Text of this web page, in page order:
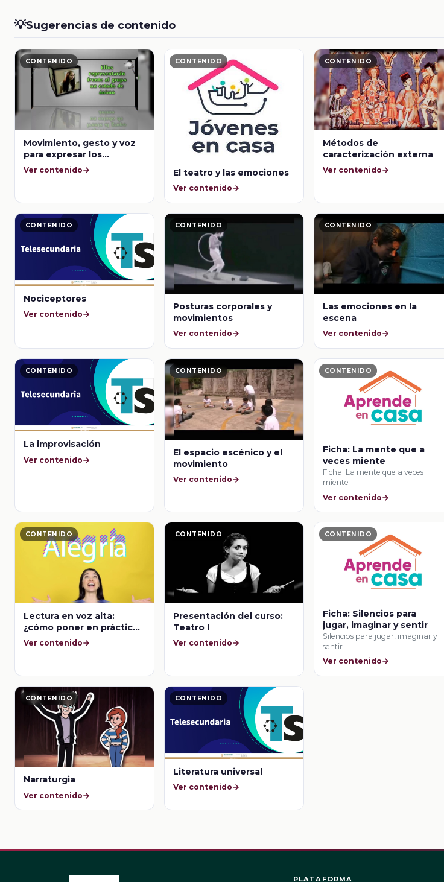
💡Sugerencias de contenido
CONTENIDO
Movimiento, gesto y voz
para expresar los
sentimientos de un
Ver contenido
CONTENIDO
El teatro y las emociones
Ver contenido
CONTENIDO
Métodos de
caracterización externa
Ver contenido
CONTENIDO
Nociceptores
Ver contenido
CONTENIDO
Posturas corporales y
movimientos
Ver contenido
CONTENIDO
Las emociones en la
escena
Ver contenido
CONTENIDO
La improvisación
Ver contenido
CONTENIDO
El espacio escénico y el
movimiento
Ver contenido
CONTENIDO
Ficha: La mente que a
veces miente
Ficha: La mente que a veces
miente
Ver contenido
CONTENIDO
Lectura en voz alta:
¿cómo poner en práctica
los recursos prosódicos?
Ver contenido
CONTENIDO
Presentación del curso:
Teatro I
Ver contenido
CONTENIDO
Ficha: Silencios para
jugar, imaginar y sentir
Silencios para jugar, imaginar y
sentir
Ver contenido
CONTENIDO
Narraturgia
Ver contenido
CONTENIDO
Literatura universal
Ver contenido
PLATAFORMA